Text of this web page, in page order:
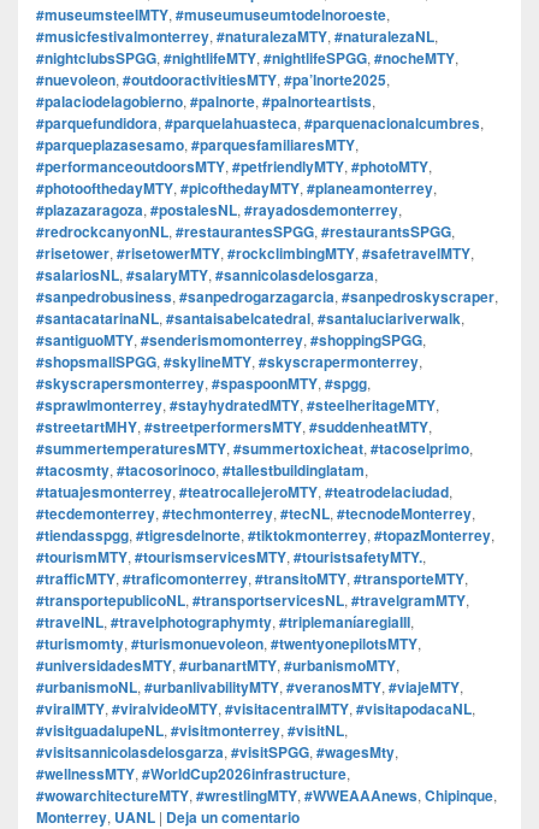
#museumsteelMTY, #museumuseumtodelnoroeste,
#musicfestivalmonterrey, #naturalezaMTY, #naturalezaNL,
#nightclubsSPGG, #nightlifeMTY, #nightlifeSPGG, #nocheMTY,
#nuevoleon, #outdooractivitiesMTY, #pa’lnorte2025,
#palaciodelagobierno, #palnorte, #palnorteartists,
#parquefundidora, #parquelahuasteca, #parquenacionalcumbres,
#parqueplazasesamo, #parquesfamiliaresMTY,
#performanceoutdoorsMTY, #petfriendlyMTY, #photoMTY,
#photoofthedayMTY, #picofthedayMTY, #planeamonterrey,
#plazazaragoza, #postalesNL, #rayadosdemonterrey,
#redrockcanyonNL, #restaurantesSPGG, #restaurantsSPGG,
#risetower, #risetowerMTY, #rockclimbingMTY, #safetravelMTY,
#salariosNL, #salaryMTY, #sannicolasdelosgarza,
#sanpedrobusiness, #sanpedrogarzagarcia, #sanpedroskyscraper,
#santacatarinaNL, #santaisabelcatedral, #santaluciariverwalk,
#santiguoMTY, #senderismomonterrey, #shoppingSPGG,
#shopsmallSPGG, #skylineMTY, #skyscrapermonterrey,
#skyscrapersmonterrey, #spaspoonMTY, #spgg,
#sprawlmonterrey, #stayhydratedMTY, #steelheritageMTY,
#streetartMHY, #streetperformersMTY, #suddenheatMTY,
#summertemperaturesMTY, #summertoxicheat, #tacoselprimo,
#tacosmty, #tacosorinoco, #tallestbuildinglatam,
#tatuajesmonterrey, #teatrocallejeroMTY, #teatrodelaciudad,
#tecdemonterrey, #techmonterrey, #tecNL, #tecnodeMonterrey,
#tiendasspgg, #tigresdelnorte, #tiktokmonterrey, #topazMonterrey,
#tourismMTY, #tourismservicesMTY, #touristsafetyMTY.,
#trafficMTY, #traficomonterrey, #transitoMTY, #transporteMTY,
#transportepublicoNL, #transportservicesNL, #travelgramMTY,
#travelNL, #travelphotographymty, #triplemaníaregiaIII,
#turismomty, #turismonuevoleon, #twentyonepilotsMTY,
#universidadesMTY, #urbanartMTY, #urbanismoMTY,
#urbanismoNL, #urbanlivabilityMTY, #veranosMTY, #viajeMTY,
#viralMTY, #viralvideoMTY, #visitacentralMTY, #visitapodacaNL,
#visitguadalupeNL, #visitmonterrey, #visitNL,
#visitsannicolasdelosgarza, #visitSPGG, #wagesMty,
#wellnessMTY, #WorldCup2026infrastructure,
#wowarchitectureMTY, #wrestlingMTY, #WWEAAAnews, Chipinque,
Monterrey, UANL | Deja un comentario